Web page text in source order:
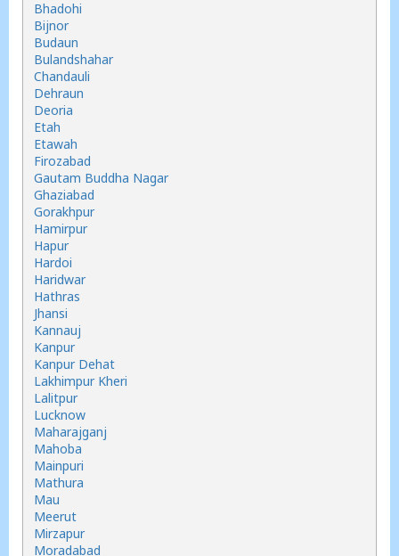
Bhadohi
Bijnor
Budaun
Bulandshahar
Chandauli
Dehraun
Deoria
Etah
Etawah
Firozabad
Gautam Buddha Nagar
Ghaziabad
Gorakhpur
Hamirpur
Hapur
Hardoi
Haridwar
Hathras
Jhansi
Kannauj
Kanpur
Kanpur Dehat
Lakhimpur Kheri
Lalitpur
Lucknow
Maharajganj
Mahoba
Mainpuri
Mathura
Mau
Meerut
Mirzapur
Moradabad